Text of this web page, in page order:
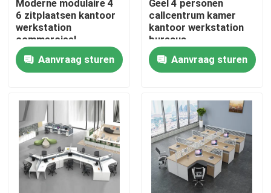
Producten
Over ons
Moderne modulaire 4
6 zitplaatsen kantoor
werkstation
commercieel
personeel kantoor
bureau met privacy
scherm
Aanvraag sturen
Geel 4 personen
callcentrum kamer
kantoor werkstation
bureaus
Aanvraag sturen